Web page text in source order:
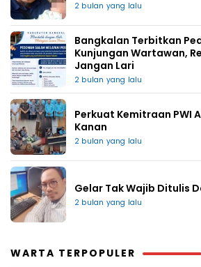
2 bulan yang lalu
Bangkalan Terbitkan
Kunjungan Wartawan,
Jangan Lari
2 bulan yang lalu
Perkuat Kemitraan PWI
Kanan
2 bulan yang lalu
Gelar Tak Wajib Ditulis
2 bulan yang lalu
WARTA TERPOPULER